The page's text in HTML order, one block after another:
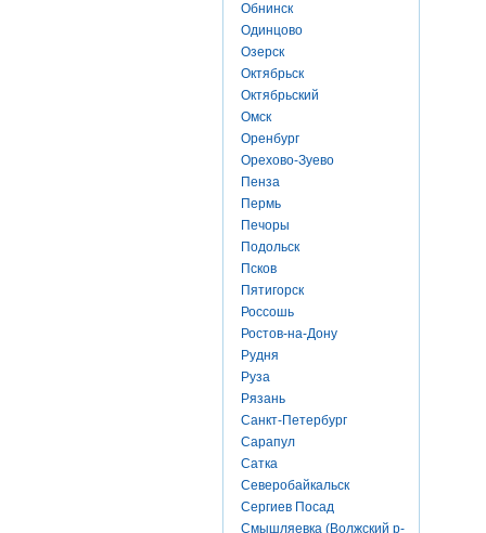
Обнинск
Одинцово
Озерск
Октябрьск
Октябрьский
Омск
Оренбург
Орехово-Зуево
Пенза
Пермь
Печоры
Подольск
Псков
Пятигорск
Россошь
Ростов-на-Дону
Рудня
Руза
Рязань
Санкт-Петербург
Сарапул
Сатка
Северобайкальск
Сергиев Посад
Смышляевка (Волжский р-